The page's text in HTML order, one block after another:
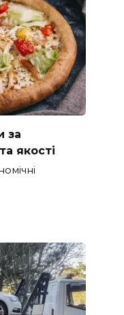
за
якості